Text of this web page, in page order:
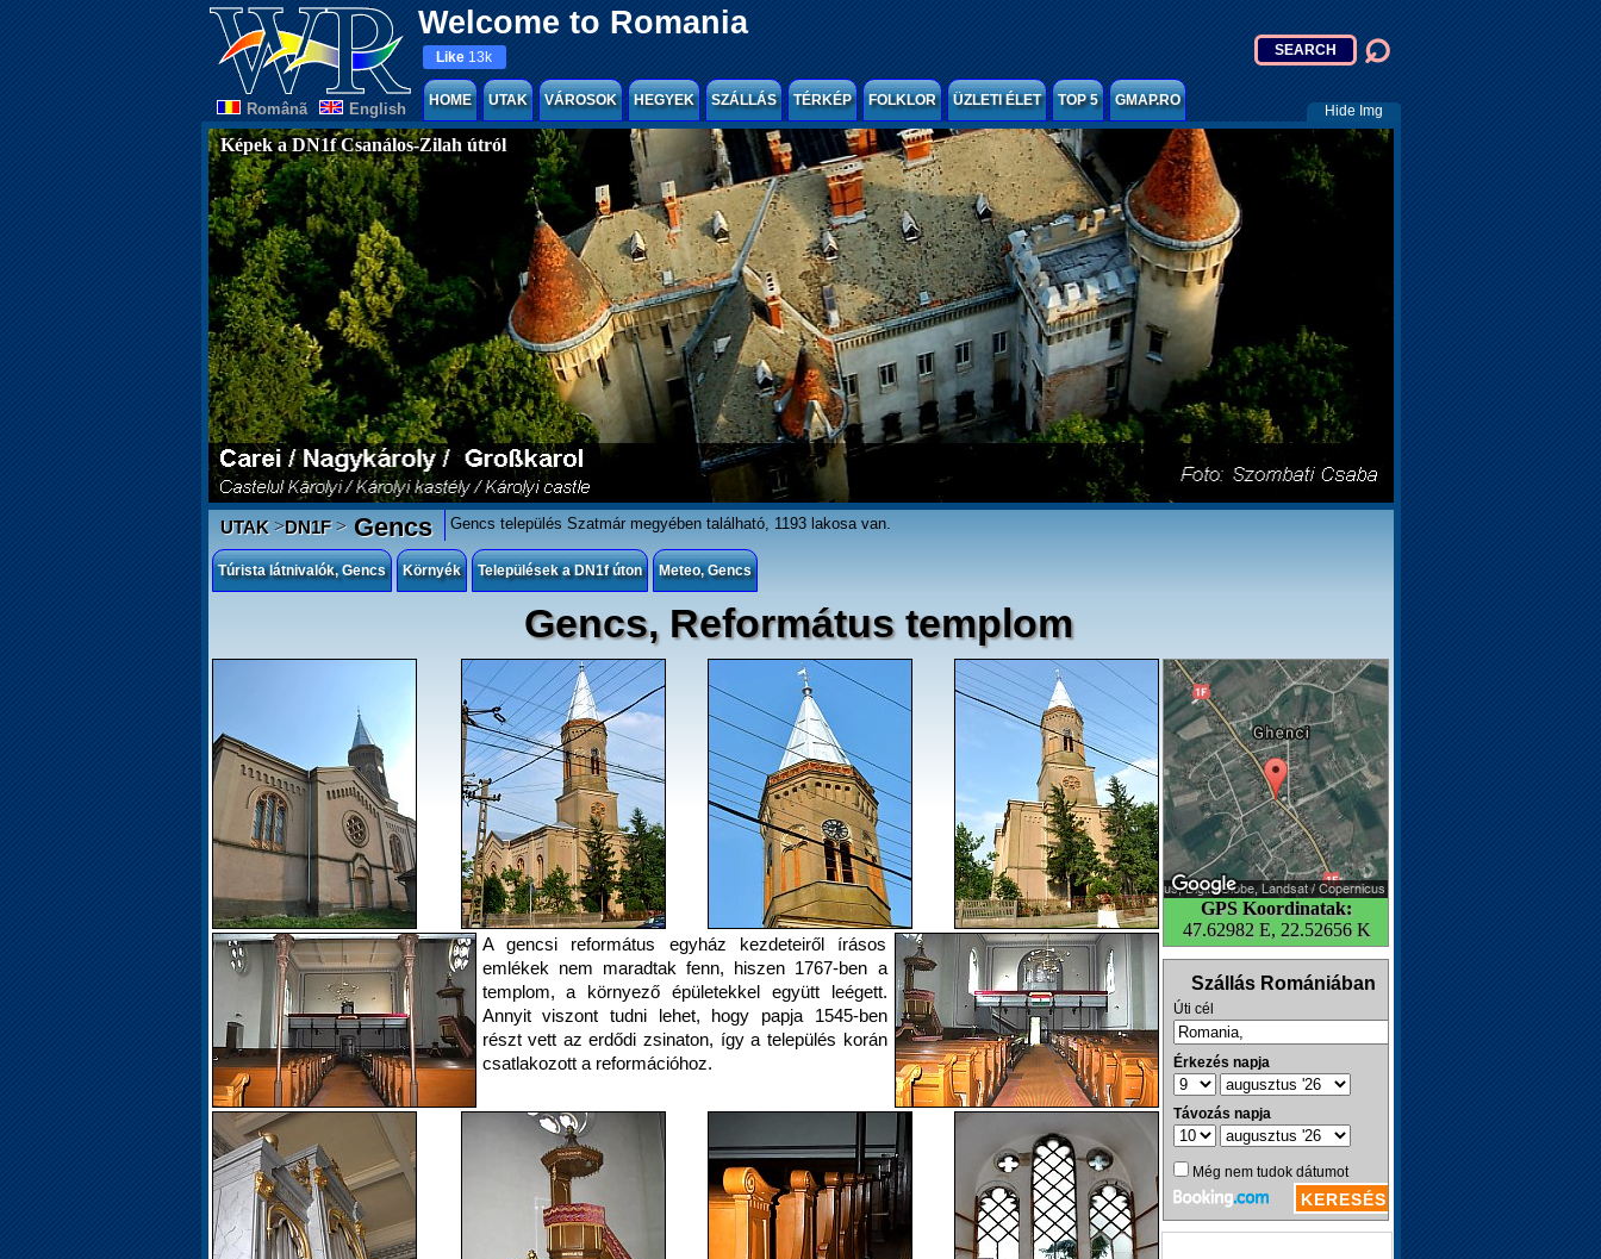
Welcome to Romania
Românã English
Like 13k
HOME UTAK VÁROSOK HEGYEK SZÁLLÁS TÉRKÉP FOLKLOR ÜZLETI ÉLET TOP 5 GMAP.RO
Hide Img
Képek a DN1f Csanálos-Zilah útról
UTAK>DN1F>Gencs Gencs település Szatmár megyében található, 1193 lakosa van.
Túrista látnivalók, Gencs Környék Települések a DN1f úton Meteo, Gencs
Gencs, Református templom
GPS Koordinatak:
47.62982 E, 22.52656 K
A gencsi református egyház kezdeteiről írásos
emlékek nem maradtak fenn, hiszen 1767-ben a
templom, a környező épületekkel együtt leégett.
Annyit viszont tudni lehet, hogy papja 1545-ben
részt vett az erdődi zsinaton, így a település korán
csatlakozott a reformációhoz.